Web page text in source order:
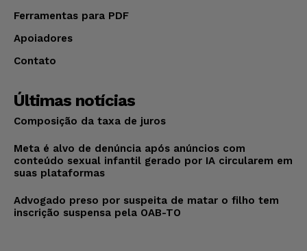
Ferramentas para PDF
Apoiadores
Contato
Últimas notícias
Composição da taxa de juros
Meta é alvo de denúncia após anúncios com
conteúdo sexual infantil gerado por IA circularem em
suas plataformas
Advogado preso por suspeita de matar o filho tem
inscrição suspensa pela OAB-TO